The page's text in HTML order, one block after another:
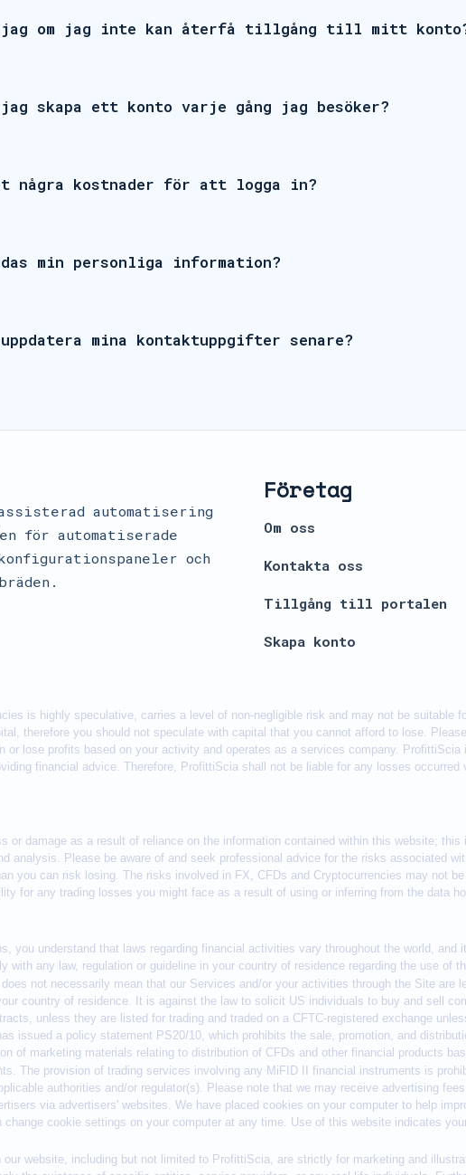
jag om jag inte kan återfå tillgång till mitt
jag skapa ett konto varje gång jag besöker?
några kostnader för att logga in?
min personliga information?
mina kontaktuppgifter senare?
automatisering
för automatiserade
och
Företag
Om oss
Kontakta oss
Tillgång till portalen
Skapa konto